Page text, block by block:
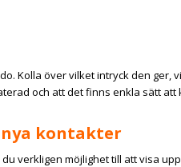
Kolla över vilket intryck den ger,
och att det finns enkla sätt att
kontakter
verkligen möjlighet till att visa